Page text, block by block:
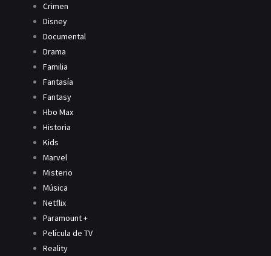
Crimen
Disney
Documental
Drama
Familia
Fantasía
Fantasy
Hbo Max
Historia
Kids
Marvel
Misterio
Música
Netflix
Paramount +
Película de TV
Reality